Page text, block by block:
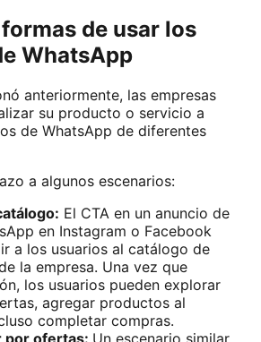
de usar los
WhatsApp
anteriormente, las empresas
su producto o servicio a
de WhatsApp de diferentes
a algunos escenarios:
El CTA en un anuncio de
en Instagram o Facebook
a los usuarios al catálogo de
la empresa. Una vez que
los usuarios pueden explorar
agregar productos al
completar compras.